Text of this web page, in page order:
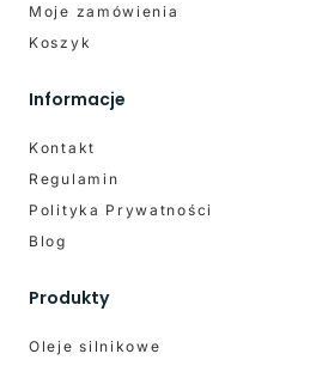
Moje zamówienia
Koszyk
Informacje
Kontakt
Regulamin
Polityka Prywatności
Blog
Produkty
Oleje silnikowe